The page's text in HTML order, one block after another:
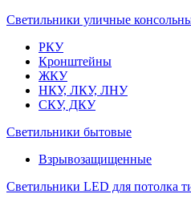
Светильники уличные
РКУ
Кронштейны
ЖКУ
НКУ, ЛКУ, ЛНУ
СКУ, ДКУ
Светильники бытовые
Взрывозащищенные
Светильники LED для потолка